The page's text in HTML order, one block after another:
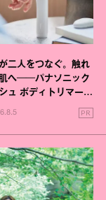
二人をつなぐ。触れ
へ──パナソニック
ュ ボディトリマーが
PR